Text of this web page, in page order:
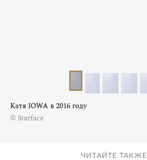
Катя IOWA в 2016 году
© Starface
ЧИТАЙТЕ ТАКЖЕ